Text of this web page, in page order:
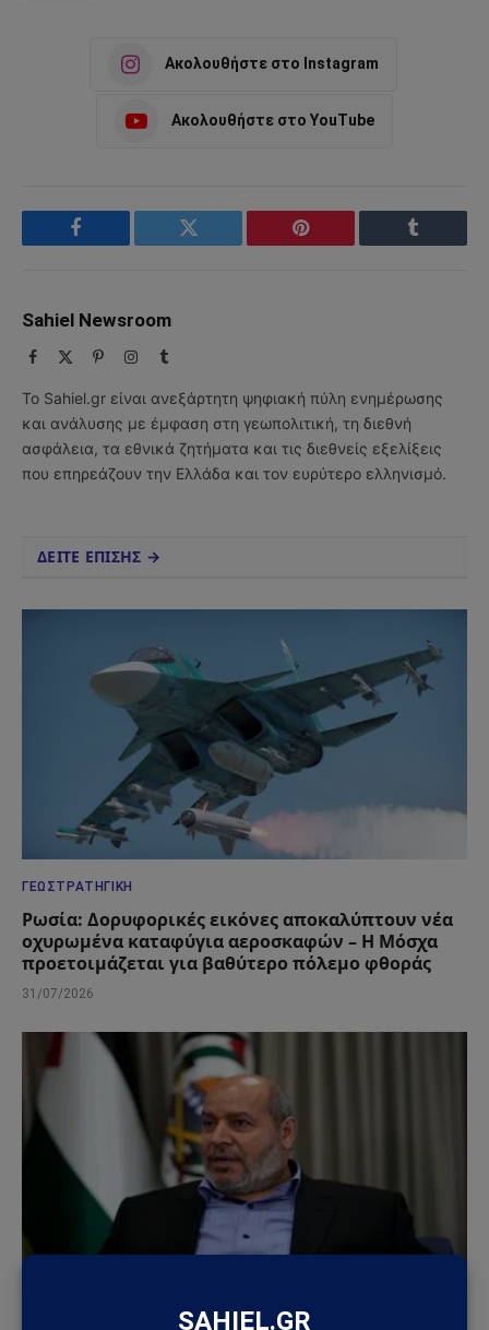
Ακολουθήστε στο Instagram
Ακολουθήστε στο YouTube
Facebook Twitter Pinterest Tumblr
Sahiel Newsroom
Facebook PinterestInstagram
Tumblr
Το Sahiel.gr είναι ανεξάρτητη ψηφιακή πύλη ενημέρωσης
και ανάλυσης με έμφαση στη γεωπολιτική, τη διεθνή
ασφάλεια, τα εθνικά ζητήματα και τις διεθνείς εξελίξεις
που επηρεάζουν την Ελλάδα και τον ευρύτερο ελληνισμό.
ΔΕΙΤΕ ΕΠΙΣΗΣ →
ΓΕΩΣΤΡΑΤΗΓΙΚΉ
Ρωσία: Δορυφορικές εικόνες αποκαλύπτουν νέα
οχυρωμένα καταφύγια αεροσκαφών – Η Μόσχα
προετοιμάζεται για βαθύτερο πόλεμο φθοράς
31/07/2026